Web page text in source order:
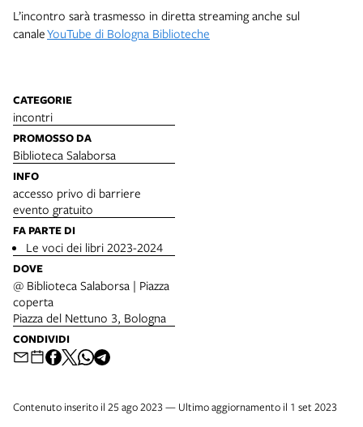
L’incontro sarà trasmesso in diretta streaming anche sul
canaleYouTube di Bologna Biblioteche
CATEGORIE
incontri
PROMOSSO DA
Biblioteca Salaborsa
INFO
accesso privo di barriere
evento gratuito
FA PARTE DI
Le voci dei libri 2023-2024
DOVE
@ Biblioteca Salaborsa | Piazza
coperta
Piazza del Nettuno 3, Bologna
CONDIVIDI
Contenuto inserito il 25 ago 2023 — Ultimo aggiornamento il 1 set 2023